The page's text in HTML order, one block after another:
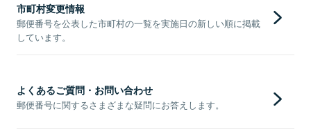
市町村変更情報
郵便番号を公表した市町村の一覧を実施日の新しい順に掲載
しています。
よくあるご質問・お問い合わせ
郵便番号に関するさまざまな疑問にお答えします。